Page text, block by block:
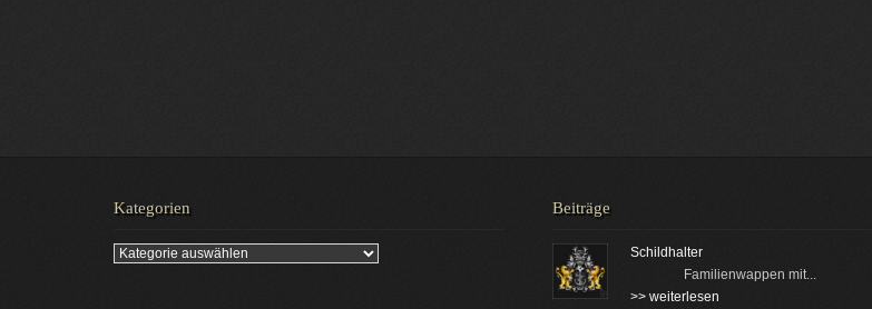
Kategorien
Kategorien
Beiträge
Schildhalter
Familienwappen mit...
>> weiterlesen